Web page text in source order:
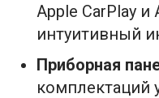
Apple CarPlay
интуитивный
Приборная
комплектаций